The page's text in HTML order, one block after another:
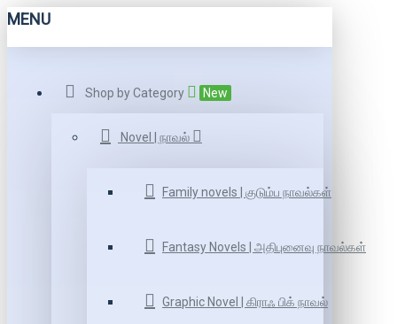
MENU
Shop by Category New
Novel | நாவல்
Family novels | குடும்ப நாவல்கள்
Fantasy Novels | அதிபுனைவு நாவல்கள்
Graphic Novel | கிராஃ பிக் நாவல்